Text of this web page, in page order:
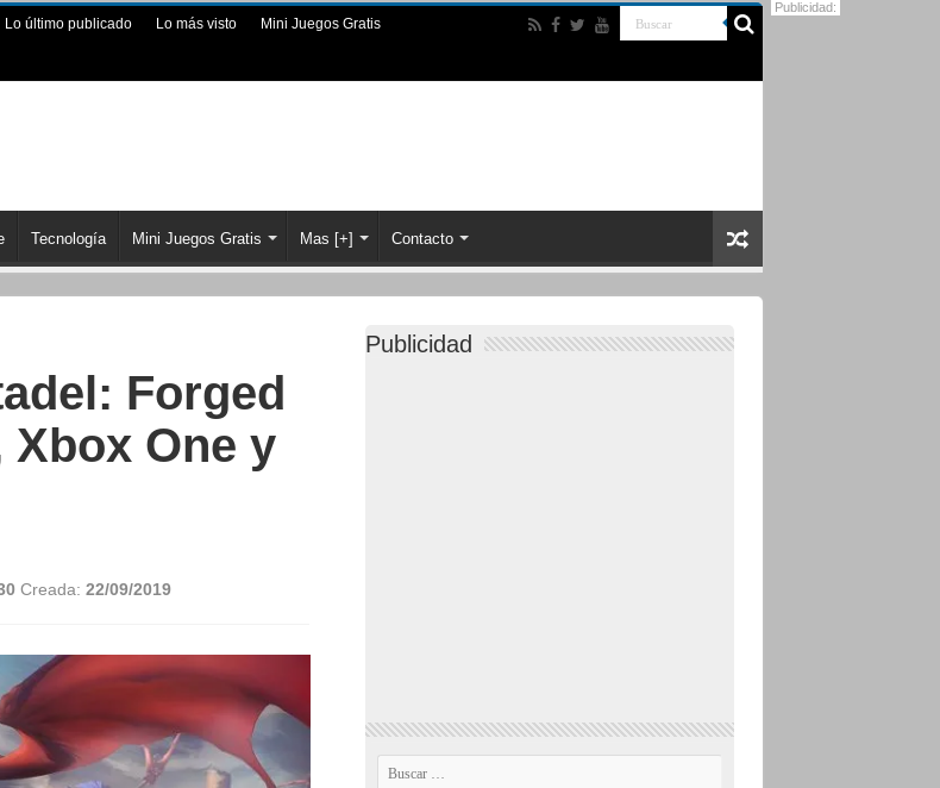
Lo último publicado Lo más visto Mini Juegos Gratis
Tecnología Mini Juegos Gratis Mas [+] Contacto
Forged
Xbox One y
Creada: 22/09/2019
Publicidad
Publicidad: